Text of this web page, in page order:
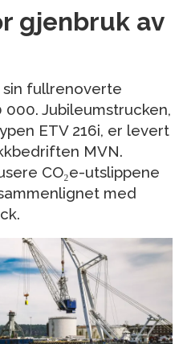
gjenbruk av
fullrenoverte
Jubileumstrucken,
ETV 216i, er levert
MVN.
CO₂e-utslippene
med